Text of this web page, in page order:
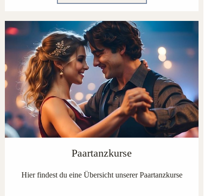
Paartanzkurse
Hier findest du eine Übersicht unserer Paartanzkurse